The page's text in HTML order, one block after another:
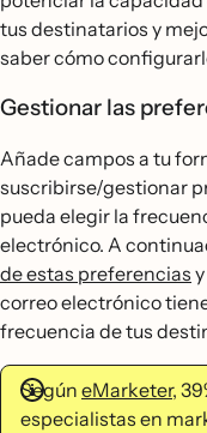
tus destinatarios y
saber cómo
Gestionar las
Añade campos a tu
suscribirse/gestionar
pueda elegir la
electrónico. A
de estas preferencias
correo electrónico
frecuencia de tus
Según eMarketer,
especialistas en